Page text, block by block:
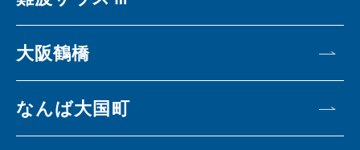
大阪鶴橋
なんば大国町